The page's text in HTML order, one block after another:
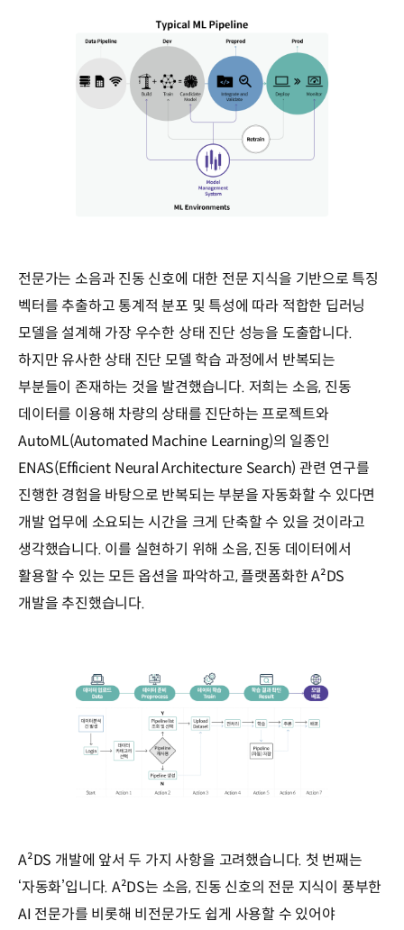
전문가는 소음과 진동 신호에 대한 전문 지식을 기반으로 특징
벡터를 추출하고 통계적 분포 및 특성에 따라 적합한 딥러닝
모델을 설계해 가장 우수한 상태 진단 성능을 도출합니다.
하지만 유사한 상태 진단 모델 학습 과정에서 반복되는
부분들이 존재하는 것을 발견했습니다. 저희는 소음, 진동
데이터를 이용해 차량의 상태를 진단하는 프로젝트와
AutoML(Automated Machine Learning)의 일종인
ENAS(Efficient Neural Architecture Search) 관련 연구를
진행한 경험을 바탕으로 반복되는 부분을 자동화할 수 있다면
개발 업무에 소요되는 시간을 크게 단축할 수 있을 것이라고
생각했습니다. 이를 실현하기 위해 소음, 진동 데이터에서
활용할 수 있는 모든 옵션을 파악하고, 플랫폼화한 A²DS
개발을 추진했습니다.
A²DS 개발에 앞서 두 가지 사항을 고려했습니다. 첫 번째는
‘자동화’입니다. A²DS는 소음, 진동 신호의 전문 지식이 풍부한
AI 전문가를 비롯해 비전문가도 쉽게 사용할 수 있어야